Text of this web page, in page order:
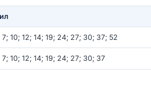
10; 12; 14; 19; 24; 27; 30; 37; 52
10; 12; 14; 19; 24; 27; 30; 37